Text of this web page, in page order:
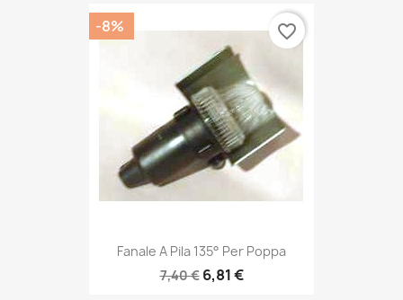
Fanale A Pila 135° Per Poppa
7,40 € 6,81 €
-8% favorite_border